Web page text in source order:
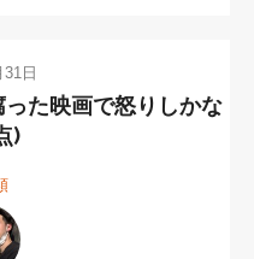
31日
た映画で怒りしかな
)